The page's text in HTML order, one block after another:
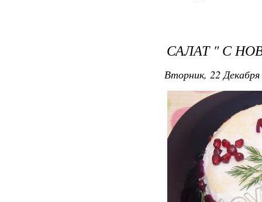
САЛАТ " С
Вторник, 22